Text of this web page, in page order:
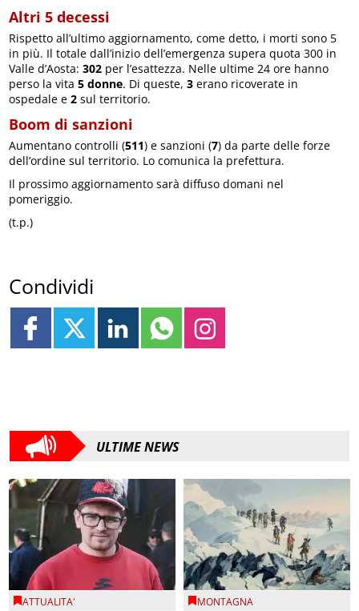
Altri 5 decessi
Rispetto all’ultimo aggiornamento, come detto, i morti sono 5
in più. Il totale dall’inizio dell’emergenza supera quota 300 in
Valle d’Aosta:302 per l’esattezza. Nelle ultime 24 ore hanno
perso la vita5 donne. Di queste,3 erano ricoverate in
ospedale e2 sul territorio.
Boom di sanzioni
Aumentano controlli (511) e sanzioni (7) da parte delle forze
dell’ordine sul territorio. Lo comunica la prefettura.
Il prossimo aggiornamento sarà diffuso domani nel
pomeriggio.
(t.p.)
Condividi
ULTIME NEWS
ATTUALITA' MONTAGNA